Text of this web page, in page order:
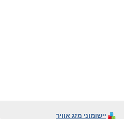
יישומוני מזג אוויר